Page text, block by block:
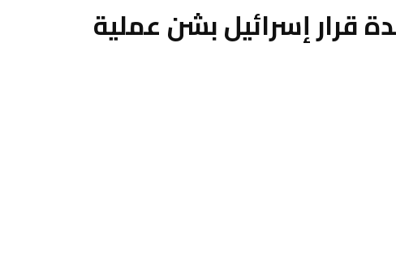
قرار إسرائيل بشن عملية